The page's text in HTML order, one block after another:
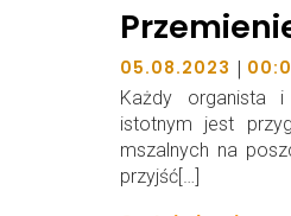
05.08.2023 |
Każdy organista
istotnym jest
mszalnych na
przyjść[…]